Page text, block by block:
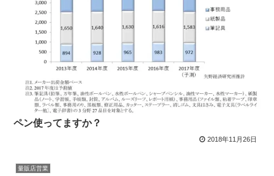
ペン使ってますか？
2018年11月26日
量販店営業